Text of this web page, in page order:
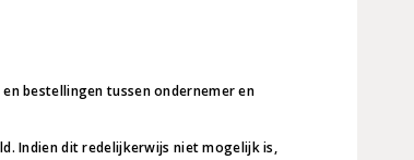
bestellingen tussen ondernemer en
Indien dit redelijkerwijs niet mogelijk is,